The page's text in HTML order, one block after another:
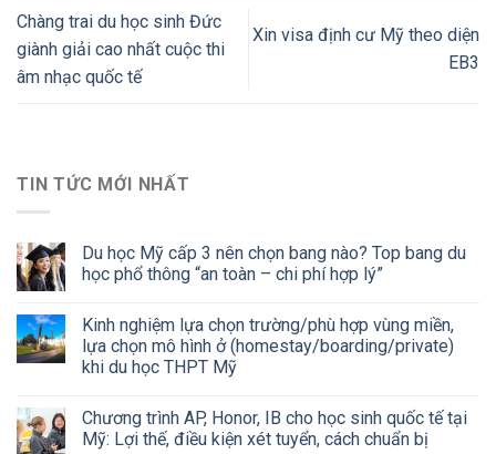
Chàng trai du học sinh Đức
giành giải cao nhất cuộc thi
âm nhạc quốc tế
Xin visa định cư Mỹ theo diện
EB3
TIN TỨC MỚI NHẤT
Du học Mỹ cấp 3 nên chọn bang nào? Top bang du
học phổ thông “an toàn – chi phí hợp lý”
Kinh nghiệm lựa chọn trường/phù hợp vùng miền,
lựa chọn mô hình ở (homestay/boarding/private)
khi du học THPT Mỹ
Chương trình AP, Honor, IB cho học sinh quốc tế tại
Mỹ: Lợi thế, điều kiện xét tuyển, cách chuẩn bị